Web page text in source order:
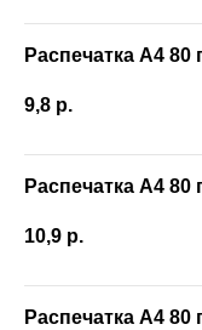
Распечатка А4 80
9,8 р.
Распечатка А4 80
10,9 р.
Распечатка А4 80